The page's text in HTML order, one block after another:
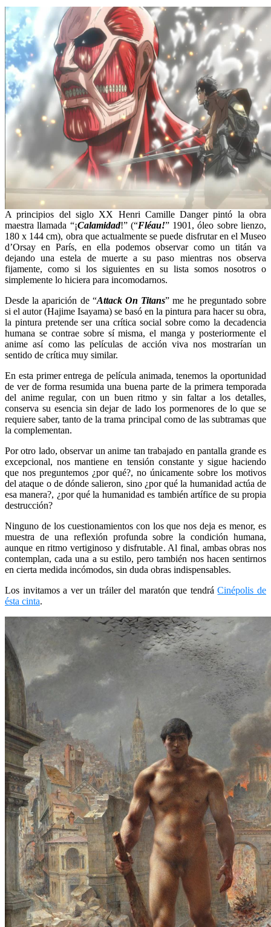
A principios del siglo XX Henri Camille Danger pintó la obra
maestra llamada “¡Calamidad!” (“Fléau!” 1901, óleo sobre lienzo,
180 x 144 cm), obra que actualmente se puede disfrutar en el Museo
d’Orsay en París, en ella podemos observar como un titán va
dejando una estela de muerte a su paso mientras nos observa
fijamente, como si los siguientes en su lista somos nosotros o
simplemente lo hiciera para incomodarnos.
Desde la aparición de “Attack On Titans” me he preguntado sobre
si el autor (Hajime Isayama) se basó en la pintura para hacer su obra,
la pintura pretende ser una crítica social sobre como la decadencia
humana se contrae sobre sí misma, el manga y posteriormente el
anime así como las películas de acción viva nos mostrarían un
sentido de crítica muy similar.
En esta primer entrega de película animada, tenemos la oportunidad
de ver de forma resumida una buena parte de la primera temporada
del anime regular, con un buen ritmo y sin faltar a los detalles,
conserva su esencia sin dejar de lado los pormenores de lo que se
requiere saber, tanto de la trama principal como de las subtramas que
la complementan.
Por otro lado, observar un anime tan trabajado en pantalla grande es
excepcional, nos mantiene en tensión constante y sigue haciendo
que nos preguntemos ¿por qué?, no únicamente sobre los motivos
del ataque o de dónde salieron, sino ¿por qué la humanidad actúa de
esa manera?, ¿por qué la humanidad es también artífice de su propia
destrucción?
Ninguno de los cuestionamientos con los que nos deja es menor, es
muestra de una reflexión profunda sobre la condición humana,
aunque en ritmo vertiginoso y disfrutable. Al final, ambas obras nos
contemplan, cada una a su estilo, pero también nos hacen sentirnos
en cierta medida incómodos, sin duda obras indispensables.
Los invitamos a ver un tráiler del maratón que tendráCinépolis de
ésta cinta.